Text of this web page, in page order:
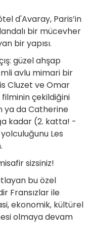
d'Avaray, Paris’in
bir mücevher
bir yapısı.
güzel ahşap
avlu mimari bir
Cluzet ve Omar
çekildiğini
ya da Catherine
kadar (2. katta! -
yolculuğunu Les
sizsiniz!
bu özel
Fransızlar ile
ekonomik, kültürel
olmaya devam